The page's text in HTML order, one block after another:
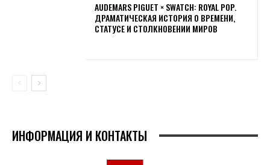
AUDEMARS PIGUET × SWATCH: ROYAL POP.
ДРАМАТИЧЕСКАЯ ИСТОРИЯ О ВРЕМЕНИ,
СТАТУСЕ И СТОЛКНОВЕНИИ МИРОВ
ИНФОРМАЦИЯ И КОНТАКТЫ